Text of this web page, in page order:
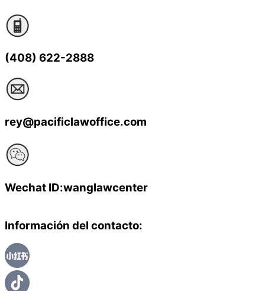
(408) 622-2888
rey@pacificlawoffice.com
Wechat ID:wanglawcenter
Información del contacto: